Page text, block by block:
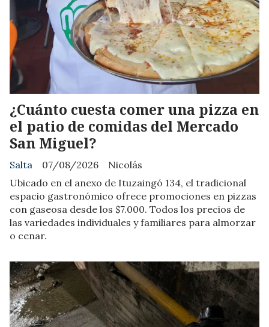
¿Cuánto cuesta comer una pizza en
el patio de comidas del Mercado
San Miguel?
Nicolás
Salta
07/08/2026
Ubicado en el anexo de Ituzaingó 134, el tradicional
espacio gastronómico ofrece promociones en pizzas
con gaseosa desde los $7.000. Todos los precios de
las variedades individuales y familiares para almorzar
o cenar.